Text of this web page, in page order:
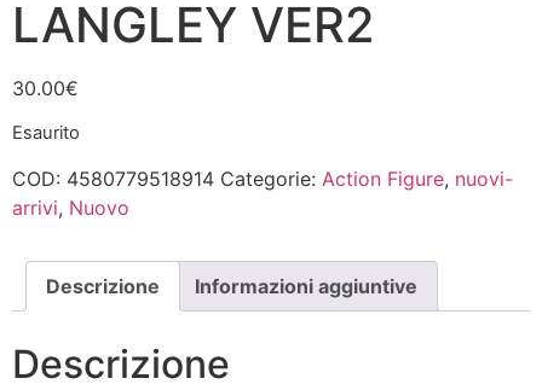
LANGLEY VER2
30.00€
Esaurito
COD: 4580779518914 Categorie: Action Figure, nuovi-
arrivi, Nuovo
Descrizione Informazioni aggiuntive
Descrizione